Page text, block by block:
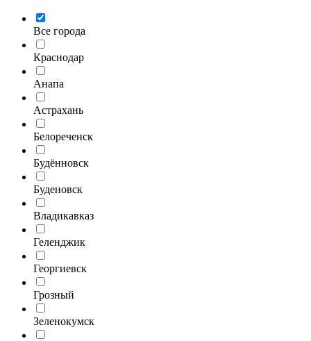
Все города
Краснодар
Анапа
Астрахань
Белореченск
Будённовск
Буденовск
Владикавказ
Геленджик
Георгиевск
Грозный
Зеленокумск